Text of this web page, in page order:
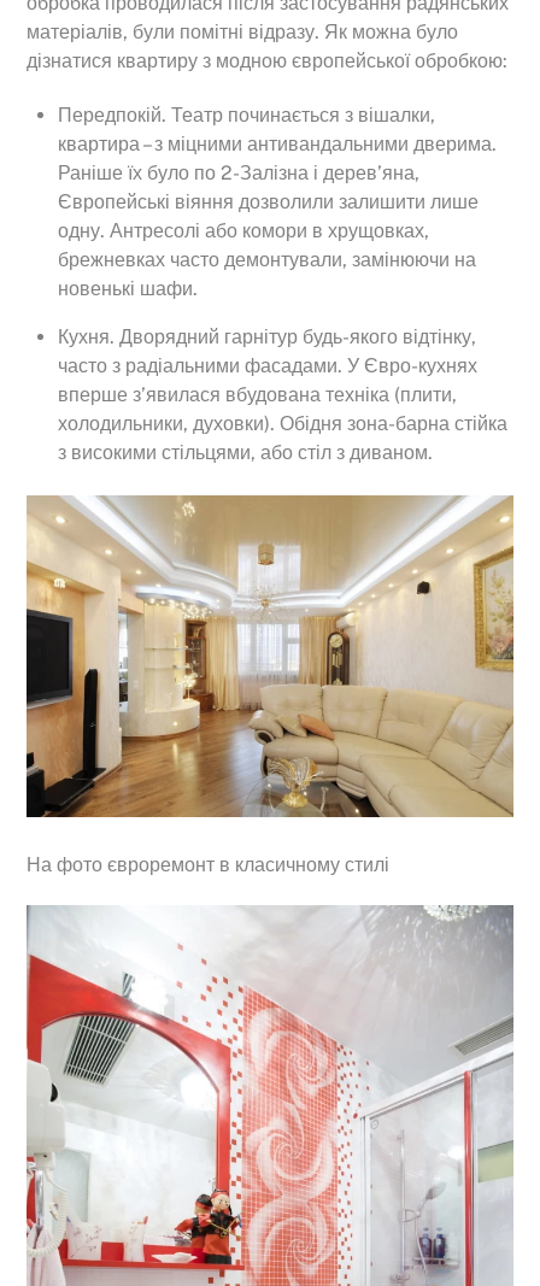
матеріалів, були помітні відразу. Як можна було
дізнатися квартиру з модною європейської обробкою:
Передпокій. Театр починається з вішалки,
квартира – з міцними антивандальними дверима.
Раніше їх було по 2-Залізна і дерев’яна,
Європейські віяння дозволили залишити лише
одну. Антресолі або комори в хрущовках,
брежневках часто демонтували, замінюючи на
новенькі шафи.
Кухня. Дворядний гарнітур будь-якого відтінку,
часто з радіальними фасадами. У Євро-кухнях
вперше з’явилася вбудована техніка (плити,
холодильники, духовки). Обідня зона-барна стійка
з високими стільцями, або стіл з диваном.
На фото євроремонт в класичному стилі